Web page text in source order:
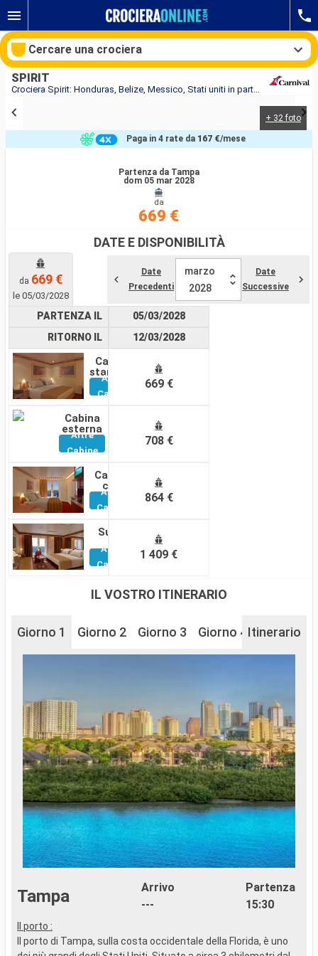
Crociera Spirit: Honduras, Belize, Messico, Stati uniti in partenza da Tampa
SPIRIT
+ 32 foto
Partenza da Tampa
dom 05 mar 2028
da
669 €
Paga in 4 rate da167 €/mese
DATE E DISPONIBILITÀ
da 669 €
le 05/03/2028
Date
Precedenti
marzo
2028
Date
Successive
PARTENZA IL
RITORNO IL
Cabina
standard
Altre
Cabine
Cabina
esterna
Altre
Cabine
Cabina
con
balcone
Altre
Cabine
Suite
Altre
Cabine
05/03/2028
12/03/2028
669 €
708 €
864 €
1 409 €
IL VOSTRO ITINERARIO
Giorno 1 Giorno 2 Giorno 3 Giorno 4 Giorno 5
Itinerario
Tampa
Arrivo
---
Partenza
15:30
Il porto :
Il porto di Tampa, sulla costa occidentale della Florida, è uno
Cercare una crociera
Le nostre destinazioni